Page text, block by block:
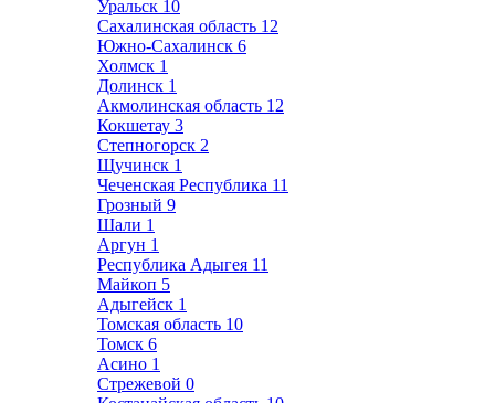
Уральск 10
Сахалинская область 12
Южно-Сахалинск 6
Холмск 1
Долинск 1
Акмолинская область 12
Кокшетау 3
Степногорск 2
Щучинск 1
Чеченская Республика 11
Грозный 9
Шали 1
Аргун 1
Республика Адыгея 11
Майкоп 5
Адыгейск 1
Томская область 10
Томск 6
Асино 1
Стрежевой 0